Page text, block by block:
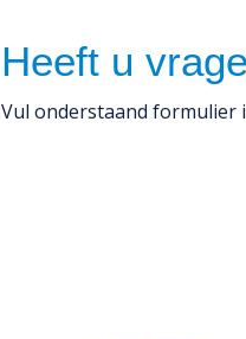
Heeft u
Vul onderstaand formulier